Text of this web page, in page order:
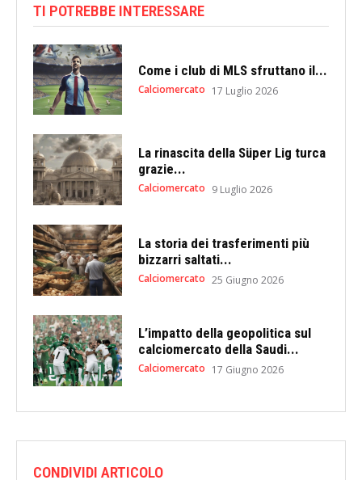
TI POTREBBE INTERESSARE
Come i club di MLS sfruttano il...
Calciomercato 17 Luglio 2026
La rinascita della Süper Lig turca
grazie...
Calciomercato 9 Luglio 2026
La storia dei trasferimenti più
bizzarri saltati...
Calciomercato 25 Giugno 2026
L’impatto della geopolitica sul
calciomercato della Saudi...
Calciomercato 17 Giugno 2026
CONDIVIDI ARTICOLO